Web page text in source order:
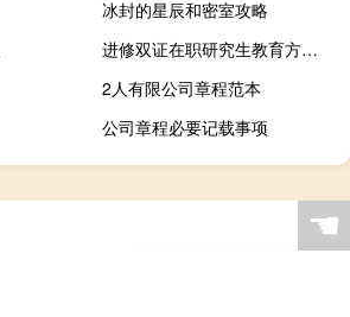
冰封的星辰和密室攻略
进修双证在职研究生教育方式是不是参加统考即可入学
2人有限公司章程范本
公司章程必要记载事项
☚